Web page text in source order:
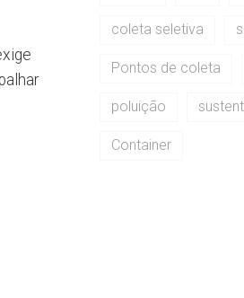
coleta seletiva
Pontos de coleta
poluição
Container